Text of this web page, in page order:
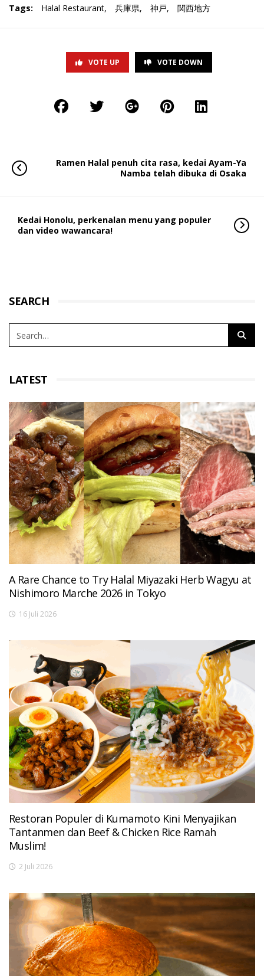
Tags: Halal Restaurant, 兵庫県, 神戸, 関西地方
VOTE UP VOTE DOWN
Ramen Halal penuh cita rasa, kedai Ayam-Ya
Namba telah dibuka di Osaka
Kedai Honolu, perkenalan menu yang populer
dan video wawancara!
SEARCH
LATEST
A Rare Chance to Try Halal Miyazaki Herb Wagyu at
Nishimoro Marche 2026 in Tokyo
16 Juli 2026
Restoran Populer di Kumamoto Kini Menyajikan
Tantanmen dan Beef & Chicken Rice Ramah
Muslim!
2 Juli 2026